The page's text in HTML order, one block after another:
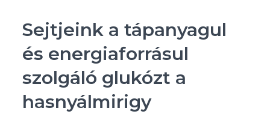
Sejtjeink a tápanyagul
és energiaforrásul
szolgáló glukózt a
hasnyálmirigy